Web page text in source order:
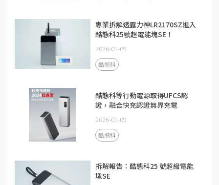
專業拆解透露力神LR2170SZ進入
酷態科25號超電能塊SE！
2026-01-09
酷態科
酷態科等行動電源取得UFCS認
證，融合快充認證無界充電
2026-01-09
酷態科
拆解報告：酷態科25 號超級電能
塊SE